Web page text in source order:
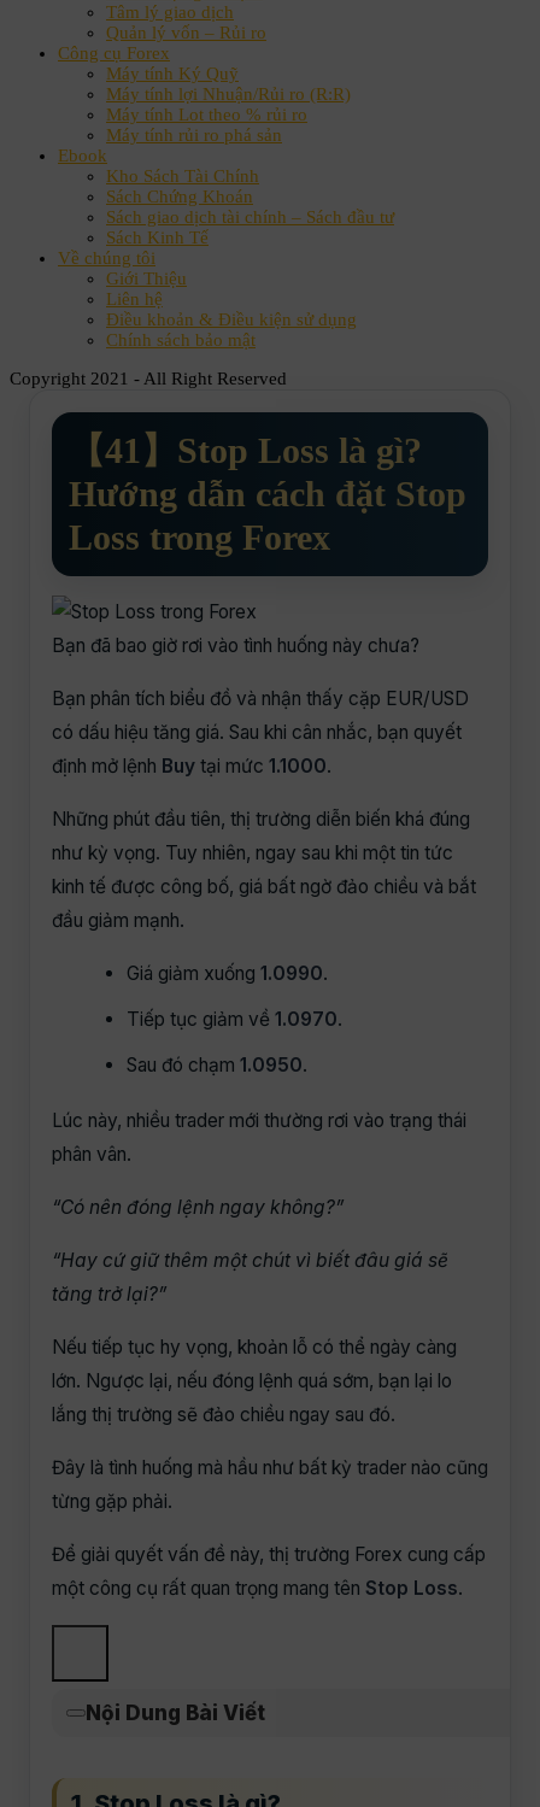
Tâm lý giao dịch
Quản lý vốn – Rủi ro
Công cụ Forex
Máy tính Ký Quỹ
Máy tính lợi Nhuận/Rủi ro (R:R)
Máy tính Lot theo % rủi ro
Máy tính rủi ro phá sản
Ebook
Kho Sách Tài Chính
Sách Chứng Khoán
Sách giao dịch tài chính – Sách đầu tư
Sách Kinh Tế
Về chúng tôi
Giới Thiệu
Liên hệ
Điều khoản & Điều kiện sử dụng
Chính sách bảo mật
Copyright 2021 - All Right Reserved
【41】Stop Loss là gì?
Hướng dẫn cách đặt Stop
Loss trong Forex
Bạn đã bao giờ rơi vào tình huống này chưa?
Bạn phân tích biểu đồ và nhận thấy cặp EUR/USD
có dấu hiệu tăng giá. Sau khi cân nhắc, bạn quyết
định mở lệnh Buy tại mức 1.1000.
Những phút đầu tiên, thị trường diễn biến khá đúng
như kỳ vọng. Tuy nhiên, ngay sau khi một tin tức
kinh tế được công bố, giá bất ngờ đảo chiều và bắt
đầu giảm mạnh.
Giá giảm xuống 1.0990.
Tiếp tục giảm về 1.0970.
Sau đó chạm 1.0950.
Lúc này, nhiều trader mới thường rơi vào trạng thái
phân vân.
“Có nên đóng lệnh ngay không?”
“Hay cứ giữ thêm một chút vì biết đâu giá sẽ
tăng trở lại?”
Nếu tiếp tục hy vọng, khoản lỗ có thể ngày càng
lớn. Ngược lại, nếu đóng lệnh quá sớm, bạn lại lo
lắng thị trường sẽ đảo chiều ngay sau đó.
Đây là tình huống mà hầu như bất kỳ trader nào cũng
từng gặp phải.
Để giải quyết vấn đề này, thị trường Forex cung cấp
một công cụ rất quan trọng mang tên Stop Loss.
Nội Dung Bài Viết